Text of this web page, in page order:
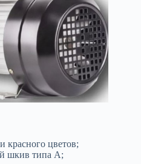
красного цветов;
шкив типа А;